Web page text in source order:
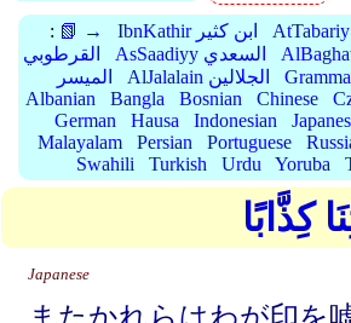
: 📗 → IbnKathir ابن كثير
القرطوبي
AsSaadiyy السعدي
الميسر
AlJalalain الجلالين
Albanian
Bangla Bosnian Chinese
German
Hausa Indonesian
Malayalam
Persian Portuguese
Swahili
Turkish Urdu Yoruba
كِذَّابًا
Japanese